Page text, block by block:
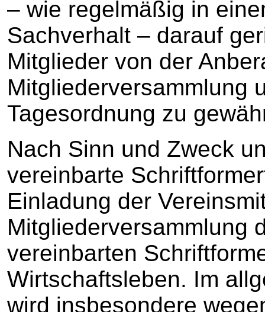
– wie regelmäßig in
Sachverhalt – darauf
Mitglieder von der
Mitgliederversammlung
Tagesordnung zu
Nach Sinn und Zweck
vereinbarte
Einladung der
Mitgliederversammlung
vereinbarten
Wirtschaftsleben. Im
wird insbesondere